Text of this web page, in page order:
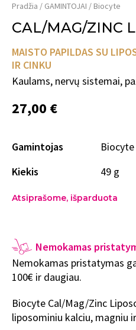
Pradžia GAMINTOJAI Biocyte
CAL/MAG/ZINC
MAISTO PAPILDAS SU
IR CINKU
Kaulams, nervų sistemai,
27,00 €
Gamintojas
Biocyte
Kiekis
49 g
Atsiprašome, išparduota
Nemokamas
Nemokamas pristatymas
100€ ir daugiau.
Biocyte Cal/Mag/Zinc
liposominiu kalciu, magniu